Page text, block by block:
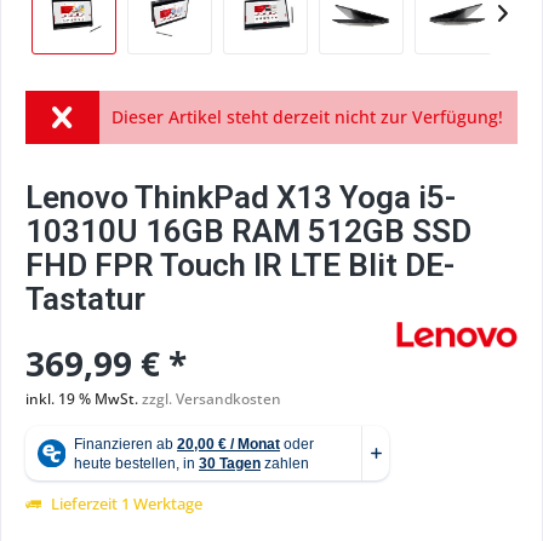
Dieser Artikel steht derzeit nicht zur Verfügung!
Lenovo ThinkPad X13 Yoga i5-
10310U 16GB RAM 512GB SSD
FHD FPR Touch IR LTE Blit DE-
Tastatur
369,99 € *
inkl. 19 % MwSt.zzgl. Versandkosten
Lieferzeit 1 Werktage